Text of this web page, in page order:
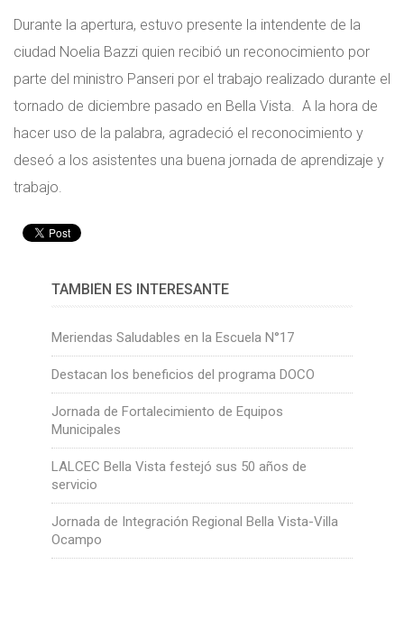
Durante la apertura, estuvo presente la intendente de la
ciudad Noelia Bazzi quien recibió un reconocimiento por
parte del ministro Panseri por el trabajo realizado durante el
tornado de diciembre pasado en Bella Vista. A la hora de
hacer uso de la palabra, agradeció el reconocimiento y
deseó a los asistentes una buena jornada de aprendizaje y
trabajo.
TAMBIÉN ES INTERESANTE
Meriendas Saludables en la Escuela N°17
Destacan los beneficios del programa DOCO
Jornada de Fortalecimiento de Equipos
Municipales
LALCEC Bella Vista festejó sus 50 años de
servicio
Jornada de Integración Regional Bella Vista-Villa
Ocampo